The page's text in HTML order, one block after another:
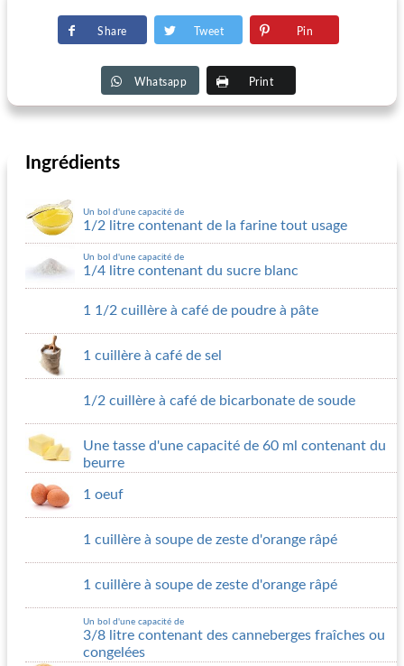
Share Tweet Pin
Whatsapp Print
Ingrédients
Un bol d'une capacité de
1/2 litre contenant de la farine tout usage
Un bol d'une capacité de
1/4 litre contenant du sucre blanc
1 1/2 cuillère à café de poudre à pâte
1 cuillère à café de sel
1/2 cuillère à café de bicarbonate de soude
Une tasse d'une capacité de 60 ml contenant du
beurre
1 oeuf
1 cuillère à soupe de zeste d'orange râpé
1 cuillère à soupe de zeste d'orange râpé
Un bol d'une capacité de
3/8 litre contenant des canneberges fraîches ou
congelées